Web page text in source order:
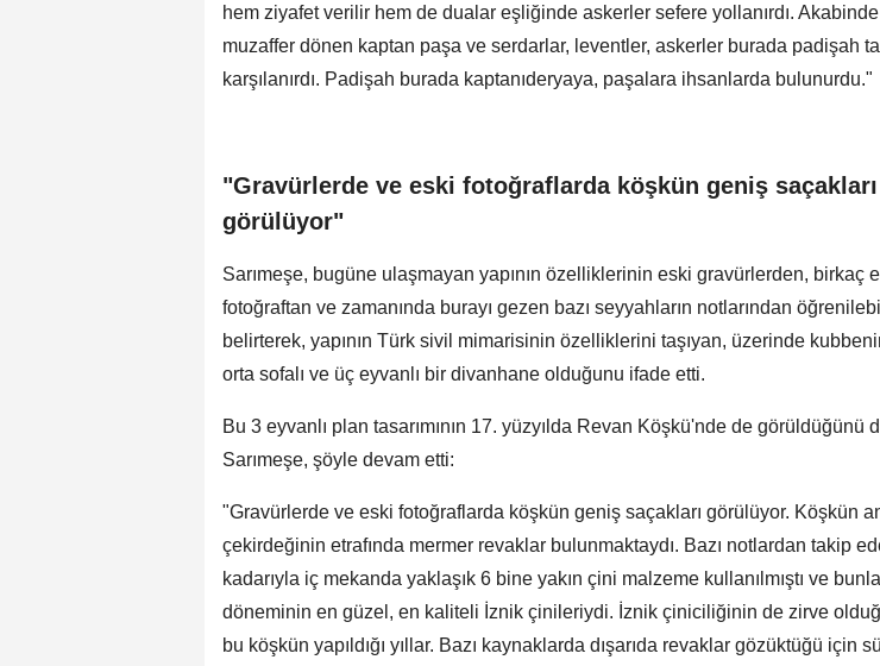
hem ziyafet verilir hem de dualar eşliğinde askerler sefere yollanırdı.
muzaffer dönen kaptan paşa ve serdarlar, leventler, askerler burada padişah
karşılanırdı. Padişah burada kaptanıderyaya, paşalara ihsanlarda bulunurdu."
"Gravürlerde ve eski fotoğraflarda köşkün geniş saçakları
görülüyor"
Sarımeşe, bugüne ulaşmayan yapının özelliklerinin eski gravürlerden, birkaç
fotoğraftan ve zamanında burayı gezen bazı seyyahların notlarından
belirterek, yapının Türk sivil mimarisinin özelliklerini taşıyan, üzerinde
orta sofalı ve üç eyvanlı bir divanhane olduğunu ifade etti.
Bu 3 eyvanlı plan tasarımının 17. yüzyılda Revan Köşkü'nde de görüldüğünü
Sarımeşe, şöyle devam etti:
"Gravürlerde ve eski fotoğraflarda köşkün geniş saçakları görülüyor. Köşkün
çekirdeğinin etrafında mermer revaklar bulunmaktaydı. Bazı notlardan takip
kadarıyla iç mekanda yaklaşık 6 bine yakın çini malzeme kullanılmıştı ve
döneminin en güzel, en kaliteli İznik çinileriydi. İznik çiniciliğinin de zirve
bu köşkün yapıldığı yıllar. Bazı kaynaklarda dışarıda revaklar gözüktüğü için